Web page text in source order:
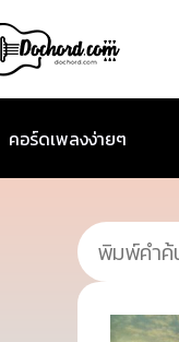
คอร์ดเพลงง่ายๆ